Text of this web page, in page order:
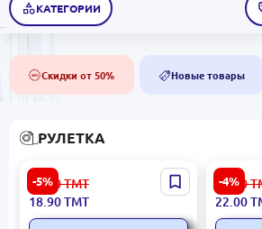
КАТЕГОРИИ
50% Скидки от 50% NEW Новые товары
РУЛЕТКА
-5%
Рулетка Ingco 3м x 16мм
HSMT08331E – Точность и
Надежность
19.90ТМТ
18.90ТМТ
-4%
Emtop
м x 16
23.00
22.00